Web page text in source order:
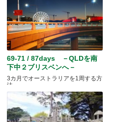
69-71 / 87days －QLDを南
下中２ブリスベンへ－
3カ月でオーストラリアを1周する方
法